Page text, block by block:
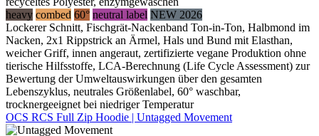
heavy combed 60° neutral label NEW 2026
Lockerer Schnitt, Fischgrät-Nackenband Ton-in-Ton, Halbmond im
Nacken, 2x1 Rippstrick an Ärmel, Hals und Bund mit Elasthan,
weicher Griff, innen angeraut, zertifizierte vegane Produktion ohne
tierische Hilfsstoffe, LCA-Berechnung (Life Cycle Assessment) zur
Bewertung der Umweltauswirkungen über den gesamten
Lebenszyklus, neutrales Größenlabel, 60° waschbar,
trocknergeeignet bei niedriger Temperatur
OCS RCS Full Zip Hoodie | Untagged Movement